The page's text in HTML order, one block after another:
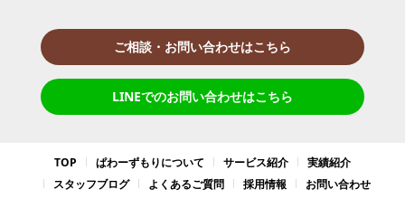
ご相談・お問い合わせはこちら
LINEでのお問い合わせはこちら
TOP ぱわーずもりについて サービス紹介
実績紹介
スタッフブログ
よくあるご質問 採用情報 お問い合わせ